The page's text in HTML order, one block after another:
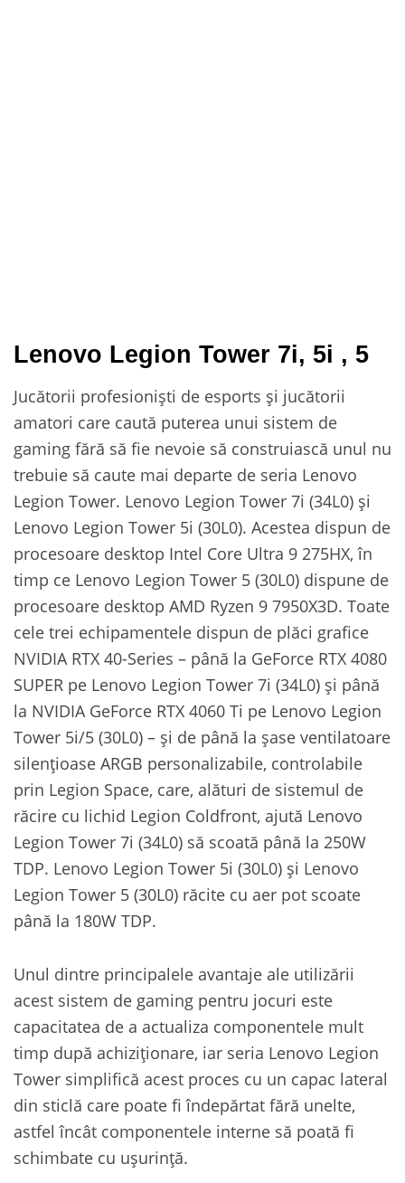
Lenovo Legion Tower 7i, 5i , 5
Jucătorii profesioniști de esports și jucătorii
amatori care caută puterea unui sistem de
gaming fără să fie nevoie să construiască unul nu
trebuie să caute mai departe de seria Lenovo
Legion Tower. Lenovo Legion Tower 7i (34L0) și
Lenovo Legion Tower 5i (30L0). Acestea dispun de
procesoare desktop Intel Core Ultra 9 275HX, în
timp ce Lenovo Legion Tower 5 (30L0) dispune de
procesoare desktop AMD Ryzen 9 7950X3D. Toate
cele trei echipamentele dispun de plăci grafice
NVIDIA RTX 40-Series – până la GeForce RTX 4080
SUPER pe Lenovo Legion Tower 7i (34L0) și până
la NVIDIA GeForce RTX 4060 Ti pe Lenovo Legion
Tower 5i/5 (30L0) – și de până la șase ventilatoare
silențioase ARGB personalizabile, controlabile
prin Legion Space, care, alături de sistemul de
răcire cu lichid Legion Coldfront, ajută Lenovo
Legion Tower 7i (34L0) să scoată până la 250W
TDP. Lenovo Legion Tower 5i (30L0) și Lenovo
Legion Tower 5 (30L0) răcite cu aer pot scoate
până la 180W TDP.
Unul dintre principalele avantaje ale utilizării
acest sistem de gaming pentru jocuri este
capacitatea de a actualiza componentele mult
timp după achiziționare, iar seria Lenovo Legion
Tower simplifică acest proces cu un capac lateral
din sticlă care poate fi îndepărtat fără unelte,
astfel încât componentele interne să poată fi
schimbate cu ușurință.